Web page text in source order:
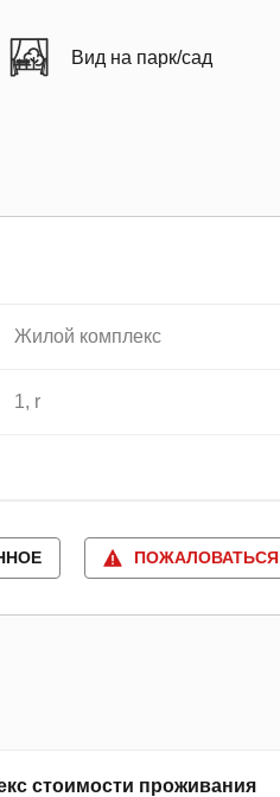
Вид на парк/сад
Жилой комплекс
1, r
ПОЖАЛОВАТЬСЯ
стоимости проживания